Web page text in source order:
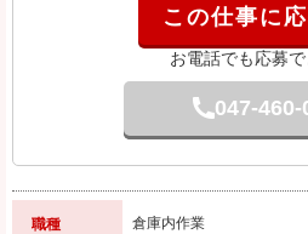
この仕事に
お電話でも応募で
047-460-
職種 倉庫内作業